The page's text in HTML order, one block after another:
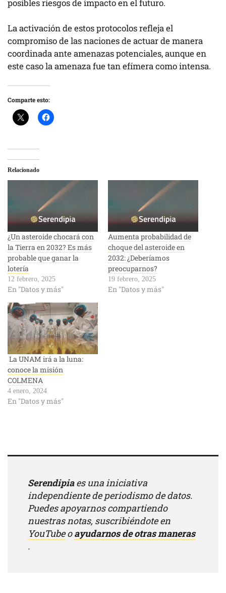
posibles riesgos de impacto en el futuro.
La activación de estos protocolos refleja el
compromiso de las naciones de actuar de manera
coordinada ante amenazas potenciales, aunque en
este caso la amenaza fue tan efímera como intensa.
Comparte esto:
Relacionado
¿Un asteroide chocará con
la Tierra en 2032? Es más
probable que ganar la
lotería
12 febrero, 2025
En "Datos y más"
Aumenta probabilidad de
choque del asteroide en
2032: ¿Deberíamos
preocuparnos?
19 febrero, 2025
En "Datos y más"
La UNAM irá a la luna:
conoce la misión
COLMENA
4 enero, 2024
En "Datos y más"
Serendipiaes una iniciativa
independiente de periodismo de datos.
Puedes apoyarnos compartiendo
nuestras notas, suscribiéndote en
YouTubeoayudarnos de otras maneras
.